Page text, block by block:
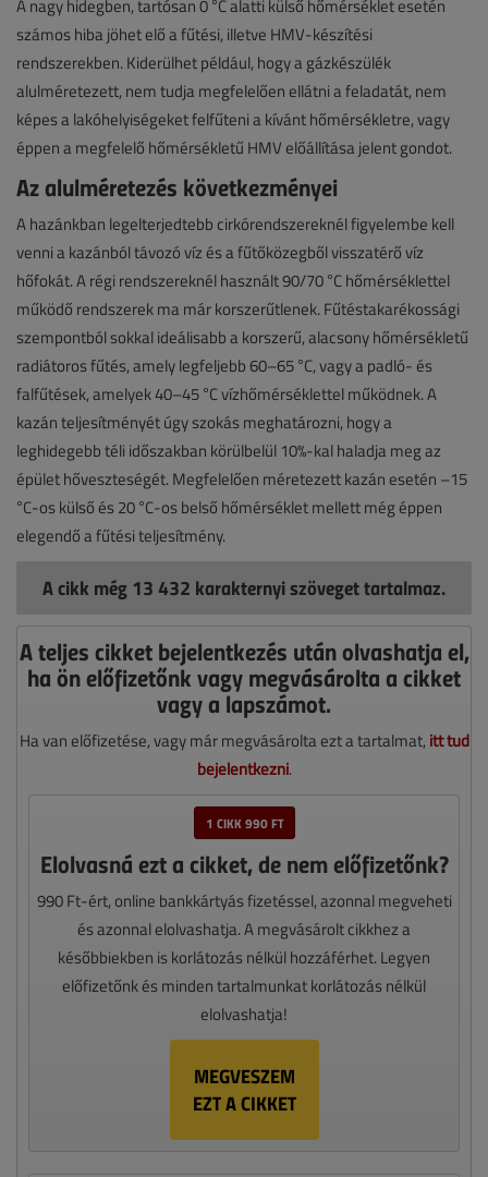
A nagy hidegben, tartósan 0 °C alatti külső hőmérséklet esetén
számos hiba jöhet elő a fűtési, illetve HMV-készítési
rendszerekben. Kiderülhet például, hogy a gázkészülék
alulméretezett, nem tudja megfelelően ellátni a feladatát, nem
képes a lakóhelyiségeket felfűteni a kívánt hőmérsékletre, vagy
éppen a megfelelő hőmérsékletű HMV előállítása jelent gondot.
Az alulméretezés következményei
A hazánkban legelterjedtebb cirkórendszereknél figyelembe kell
venni a kazánból távozó víz és a fűtőközegből visszatérő víz
hőfokát. A régi rendszereknél használt 90/70 °C hőmérséklettel
működő rendszerek ma már korszerűtlenek. Fűtéstakarékossági
szempontból sokkal ideálisabb a korszerű, alacsony hőmérsékletű
radiátoros fűtés, amely legfeljebb 60–65 °C, vagy a padló- és
falfűtések, amelyek 40–45 °C vízhőmérséklettel működnek. A
kazán teljesítményét úgy szokás meghatározni, hogy a
leghidegebb téli időszakban körülbelül 10%-kal haladja meg az
épület hőveszteségét. Megfelelően méretezett kazán esetén –15
°C-os külső és 20 °C-os belső hőmérséklet mellett még éppen
elegendő a fűtési teljesítmény.
A cikk még 13 432 karakternyi szöveget tartalmaz.
A teljes cikket bejelentkezés után olvashatja el,
ha ön előfizetőnk vagy megvásárolta a cikket
vagy a lapszámot.
Ha van előfizetése, vagy már megvásárolta ezt a tartalmat, itt tud
bejelentkezni.
1 CIKK 990 FT
Elolvasná ezt a cikket, de nem előfizetőnk?
990 Ft-ért, online bankkártyás fizetéssel, azonnal megveheti
és azonnal elolvashatja. A megvásárolt cikkhez a
későbbiekben is korlátozás nélkül hozzáférhet. Legyen
előfizetőnk és minden tartalmunkat korlátozás nélkül
elolvashatja!
MEGVESZEM
EZT A CIKKET